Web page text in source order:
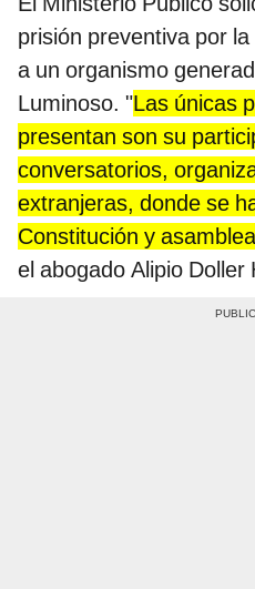
prisión preventiva por
a un organismo
Luminoso. "Las únicas
presentan son su
conversatorios,
extranjeras, donde se
Constitución y
el abogado Alipio Doller